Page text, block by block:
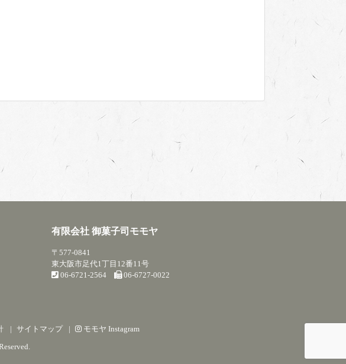
有限会社 御菓子司モモヤ
〒577-0841
東大阪市足代1丁目12番11号
06-6721-2564
06-6727-0022
サイトマップ モモヤ Instagram